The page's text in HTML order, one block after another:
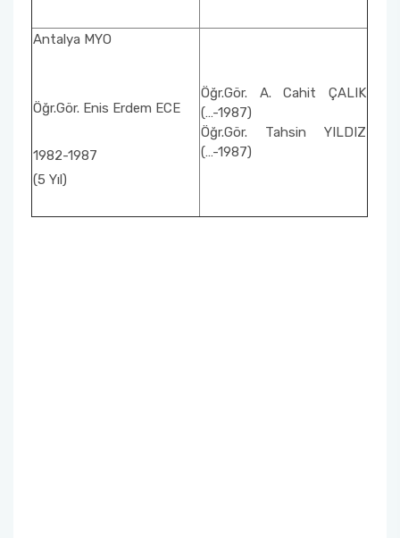
Antalya MYO
Öğr.Gör. Enis Erdem ECE
1982-1987
(5 Yıl)
Öğr.Gör. A. Cahit ÇALIK
(…-1987)
Öğr.Gör. Tahsin YILDIZ
(…-1987)